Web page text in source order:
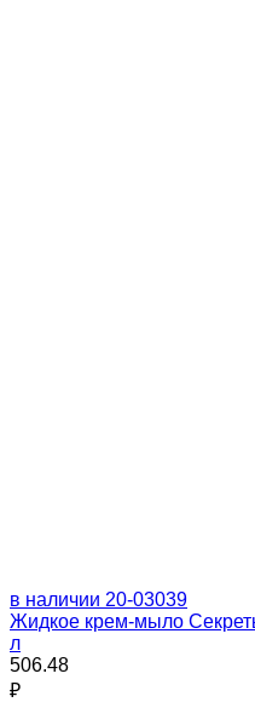
в наличии 20-03039
Жидкое крем-мыло
л
506.48
₽